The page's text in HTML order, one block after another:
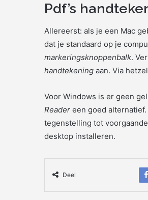
Pdf’s
Allereerst: als je een Mac
dat je standaard op je
markeringsknoppenbalk.
handtekening aan. Via
Voor Windows is er geen
Reader een goed
tegenstelling tot
desktop installeren.
Deel